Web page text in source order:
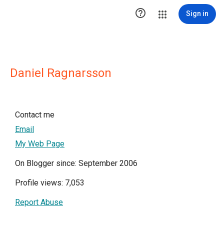
 Sign in
Daniel Ragnarsson
Contact me
Email
My Web Page
On Blogger since: September 2006
Profile views: 7,053
Report Abuse